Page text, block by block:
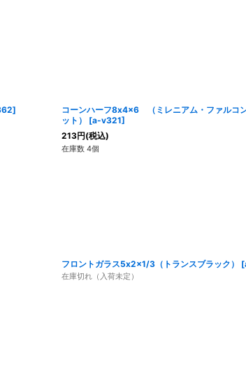
]
コーンハーフ8x4x6 （ミレニアム・ファルコ
ット）
[a-v321]
213円(税込)
在庫数 4個
フロントガラス5x2x1/3（トランスブラック） [
在庫切れ（入荷未定）